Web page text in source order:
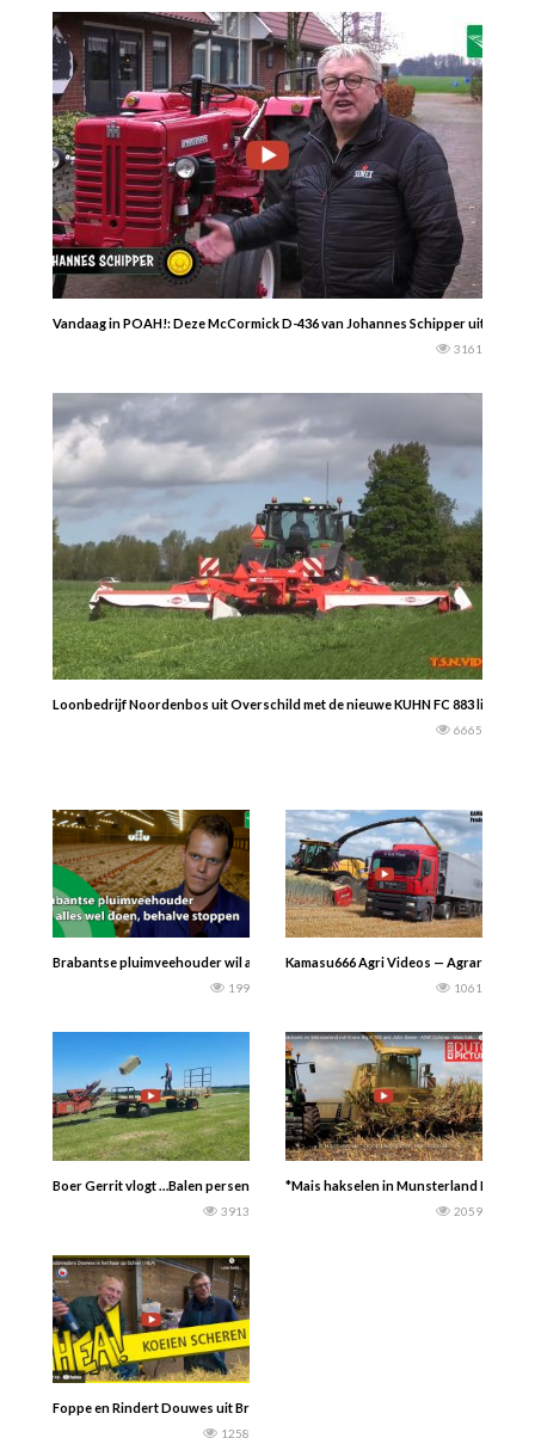
Vandaag in POAH!: Deze McCormick D-436 van Johannes Schipper uit
3161
Loonbedrijf Noordenbos uit Overschild met de nieuwe KUHN FC 883
6665
Brabantse pluimveehouder wil alles wel doen, behalve stoppen
199
Kamasu666 Agri Videos — Agrarservice
1061
Boer Gerrit vlogt …Balen persen met een balenschieter. De balen vliegen je
3913
*Mais hakselen in Munsterland Krone
2059
Foppe en Rindert Douwes uit Brantgum zijn twee dagen op
1258